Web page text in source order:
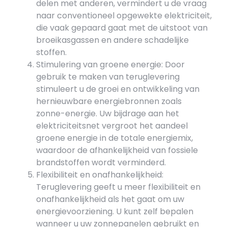
delen met anderen, vermindert u de vraag
naar conventioneel opgewekte elektriciteit,
die vaak gepaard gaat met de uitstoot van
broeikasgassen en andere schadelijke
stoffen.
Stimulering van groene energie: Door
gebruik te maken van teruglevering
stimuleert u de groei en ontwikkeling van
hernieuwbare energiebronnen zoals
zonne-energie. Uw bijdrage aan het
elektriciteitsnet vergroot het aandeel
groene energie in de totale energiemix,
waardoor de afhankelijkheid van fossiele
brandstoffen wordt verminderd.
Flexibiliteit en onafhankelijkheid:
Teruglevering geeft u meer flexibiliteit en
onafhankelijkheid als het gaat om uw
energievoorziening. U kunt zelf bepalen
wanneer u uw zonnepanelen gebruikt en